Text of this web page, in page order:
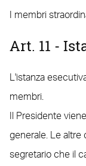
I membri
Art. 11 -
L'istanza
membri.
Il Presidente
generale. Le altre
segretario che il